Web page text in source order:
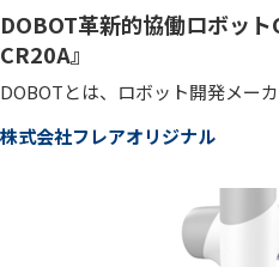
DOBOT革新的協働ロボッ
CR20A』
DOBOTとは、ロボット開発メー
株式会社フレアオリジナル